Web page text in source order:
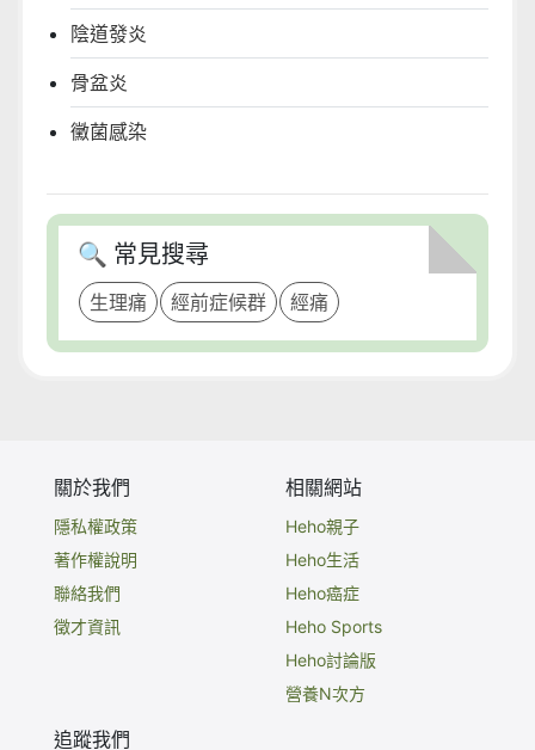
陰道發炎
骨盆炎
黴菌感染
🔍 常見搜尋
生理痛 經前症候群 經痛
關於我們
隱私權政策
著作權說明
聯絡我們
徵才資訊
相關網站
Heho親子
Heho生活
Heho癌症
Heho Sports
Heho討論版
營養N次方
追蹤我們